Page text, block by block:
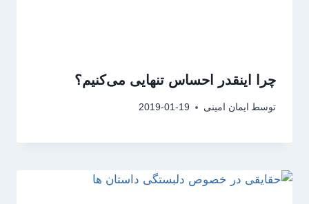
چرا اینقدر احساس تنهایی می‌کنیم؟
توسط ایمان امینی 2019-01-19